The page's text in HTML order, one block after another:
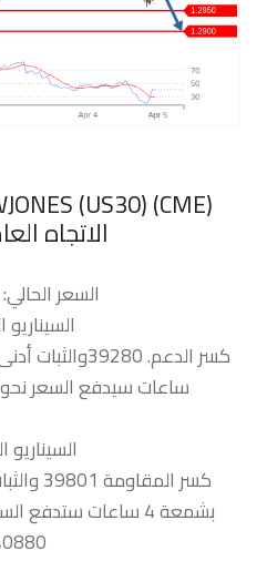
الاتجاه
السعر الحالي: 39300
السيناريو
ساعات سيدفع السعر نحو
السيناريو
كسر
بشمعة 4 ساعات ستدفع